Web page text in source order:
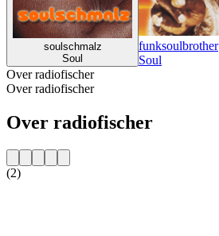
soulschmalz
Soul
funksoulbrother
Soul
Over radiofischer
Over radiofischer
Over radiofischer
(2)